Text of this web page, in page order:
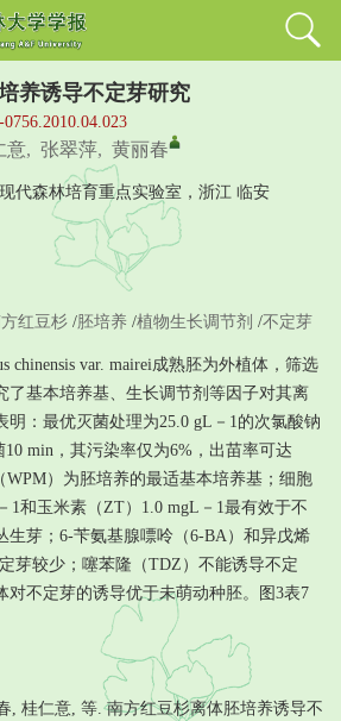
养诱导不定芽研究
意, 张翠萍, 黄丽春
代森林培育重点实验室，浙江 临安
红豆杉 /胚培养 /植物生长调节剂 /不定芽
chinensis var. mairei成熟胚为外植体，筛选
了基本培养基、生长调节剂等因子对其离
明：最优灭菌处理为25.0 gL－1的次氯酸钠
10 min，其污染率仅为6%，出苗率可达
WPM）为胚培养的最适基本培养基；细胞
1和玉米素（ZT）1.0 mgL－1最有效于不
生芽；6-苄氨基腺嘌呤（6-BA）和异戊烯
芽较少；噻苯隆（TDZ）不能诱导不定
对不定芽的诱导优于未萌动种胚。图3表7
, 桂仁意, 等. 南方红豆杉离体胚培养诱导不